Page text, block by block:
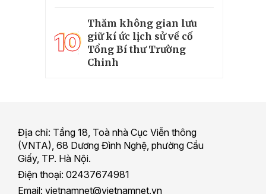
10
Thăm không gian lưu
giữ kí ức lịch sử về cố
Tổng Bí thư Trường
Chinh
Địa chỉ: Tầng 18, Toà nhà Cục Viễn thông
(VNTA), 68 Dương Đình Nghệ, phường Cầu
Giấy, TP. Hà Nội.
Điện thoại: 02437674981
Email: vietnamnet@vietnamnet.vn